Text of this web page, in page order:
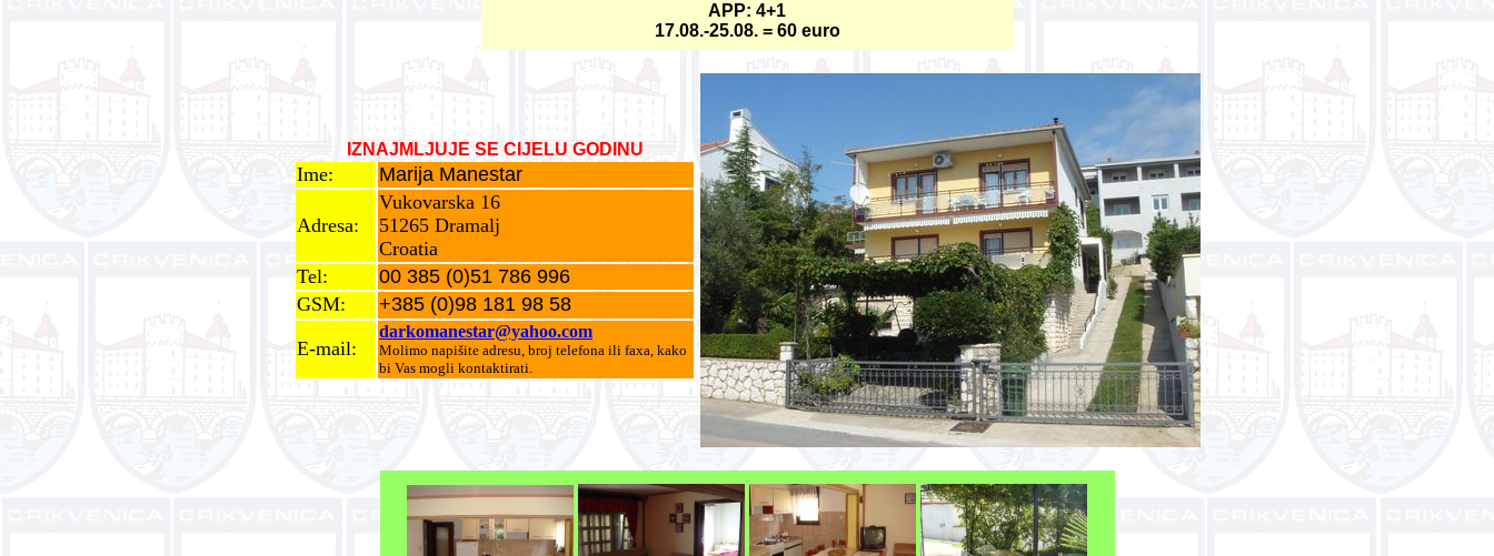
APP: 4+1
17.08.-25.08. = 60 euro
IZNAJMLJUJE SE CIJELU GODINU
Ime: Marija Manestar
Adresa:
Vukovarska 16
51265 Dramalj
Croatia
Tel:
00 385 (0)51 786 996
GSM:
+385 (0)98 181 98 58
E-mail:
darkomanestar@yahoo.com
Molimo napišite adresu, broj telefona ili faxa, kako
bi Vas mogli kontaktirati.